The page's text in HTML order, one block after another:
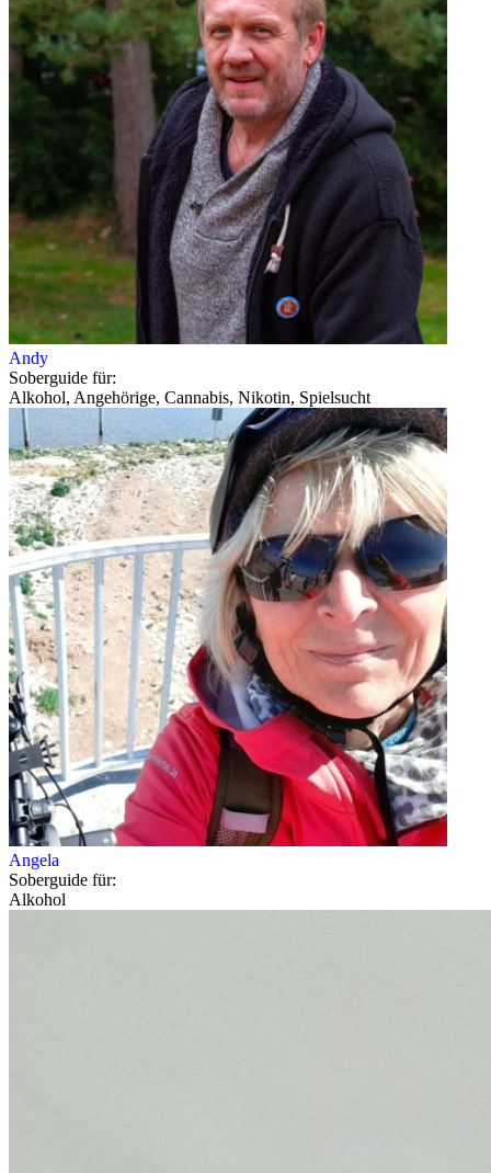
Andy
Soberguide für:
Alkohol, Angehörige, Cannabis, Nikotin, Spielsucht
Angela
Soberguide für:
Alkohol